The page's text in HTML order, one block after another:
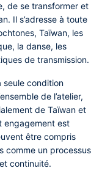
de se transformer et
Il s’adresse à toute
Taïwan, les
la danse, les
de transmission.
seule condition
de l’atelier,
de Taïwan et
engagement est
être compris
comme un processus
continuité.